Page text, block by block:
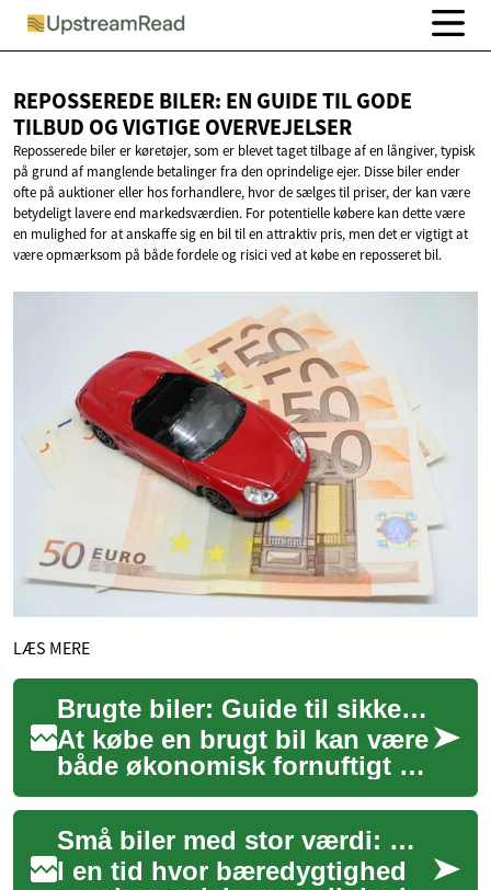
REPOSSEREDE BILER: EN GUIDE TIL GODE
TILBUD OGVIGTIGE OVERVEJELSER
Reposserede biler er køretøjer, som er blevet taget tilbage af en långiver, typisk
på grund af manglende betalinger fra den oprindelige ejer. Disse biler ender
ofte på auktioner eller hos forhandlere, hvor de sælges til priser, der kan være
betydeligt lavere end markedsværdien. For potentielle købere kan dette være
en mulighed for at anskaffe sig en bil til en attraktiv pris, men det er vigtigt at
være opmærksom på både fordele og risici ved at købe en reposseret bil.
LÆS MERE
Brugte biler: Guide til sikkert køb og bedre valg
At købe en brugt bil kan være
både økonomisk fornuftigt og
praktisk, men det kræver
viden og forberedelse for at
undg...
Små biler med stor værdi: Gode tilbud på mikrobiler
I en tid hvor bæredygtighed